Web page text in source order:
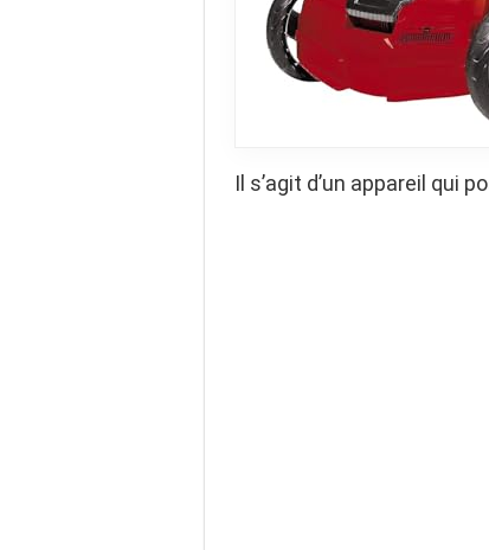
Il s’agit d’un appareil qui